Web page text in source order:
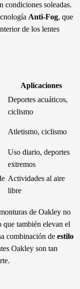
condiciones soleadas.
Anti-Fog, que
de los lentes
Aplicaciones
Deportes acuáticos,
ciclismo
Atletismo, ciclismo
Uso diario, deportes
extremos
Actividades al aire
libre
de Oakley no
también elevan el
combinación de estilo
Oakley son tan